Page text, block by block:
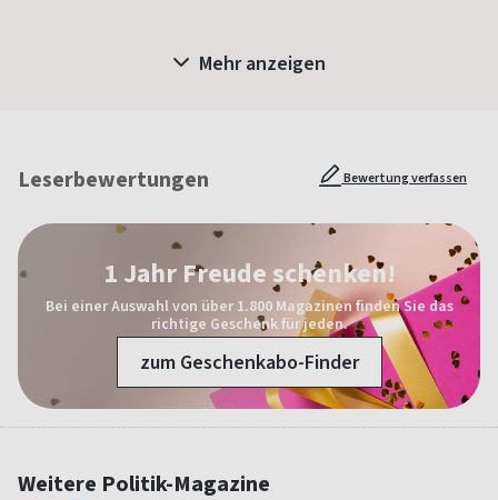
Mehr anzeigen
Leserbewertungen Bewertung verfassen
1 Jahr Freude schenken!
Bei einer Auswahl von über 1.800 Magazinen finden Sie das
richtige Geschenk für jeden.
zum Geschenkabo-Finder
Weitere Politik-Magazine